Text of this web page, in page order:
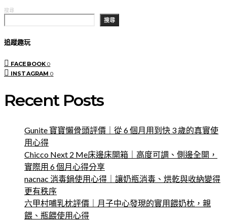
搜尋
搜尋
追蹤趣玩
FACEBOOK 0
INSTAGRAM 0
Recent Posts
Gunite 寶寶懶骨頭評價｜從 6 個月用到快 3 歲的真實使
用心得
Chicco Next 2 Me床邊床開箱｜高度可調、側邊全開，
實際用 6 個月心得分享
nacnac 消毒鍋使用心得｜讓奶瓶消毒、烘乾與收納變得
更有秩序
六甲村哺乳枕評價｜月子中心發現的實用餵奶枕，親
餵、瓶餵使用心得